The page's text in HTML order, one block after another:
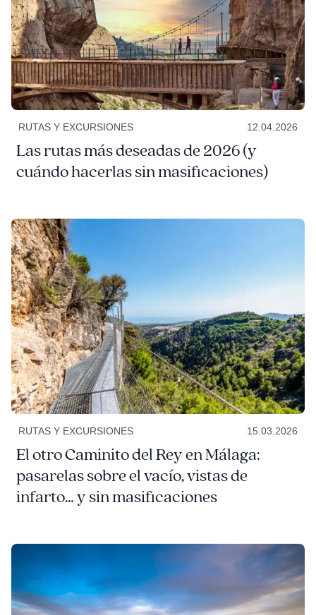
RUTAS Y EXCURSIONES 12.04.2026
Las rutas más deseadas de 2026 (y
cuándo hacerlas sin masificaciones)
RUTAS Y EXCURSIONES 15.03.2026
El otro Caminito del Rey en Málaga:
pasarelas sobre el vacío, vistas de
infarto… y sin masificaciones